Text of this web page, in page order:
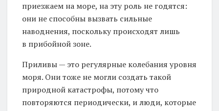
приезжаем на море, на эту роль не годятся:
они не способны вызвать сильные
наводнения, поскольку происходят лишь
в прибойной зоне.
Приливы — это регулярные колебания уровня
моря. Они тоже не могли создать такой
природной катастрофы, потому что
повторяются периодически, и люди, которые